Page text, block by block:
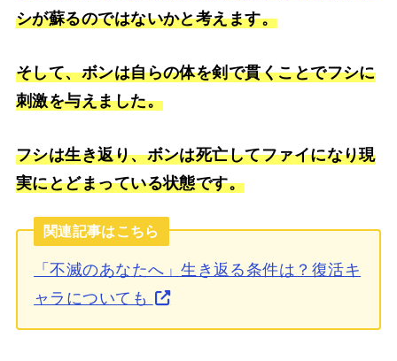
シが蘇るのではないかと考えます。
そして、ボンは自らの体を剣で貫くことでフシに
刺激を与えました。
フシは生き返り、ボンは死亡してファイになり現
実にとどまっている状態です。
関連記事はこちら
「不滅のあなたへ」生き返る条件は？復活キ
ャラについても